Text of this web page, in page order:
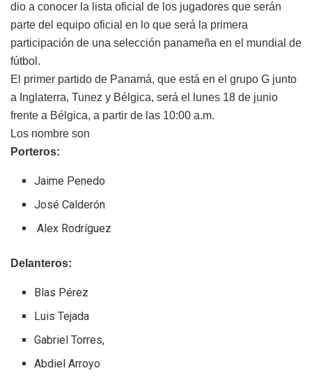
dio a conocer la lista oficial de los jugadores que serán
parte del equipo oficial en lo que será la primera
participación de una selección panameña en el mundial de
fútbol.
El primer partido de Panamá, que está en el grupo G junto
a Inglaterra, Tunez y Bélgica, será el lunes 18 de junio
frente a Bélgica, a partir de las 10:00 a.m.
Los nombre son
Porteros:
Jaime Penedo
José Calderón
Alex Rodríguez
Delanteros:
Blas Pérez
Luis Tejada
Gabriel Torres,
Abdiel Arroyo